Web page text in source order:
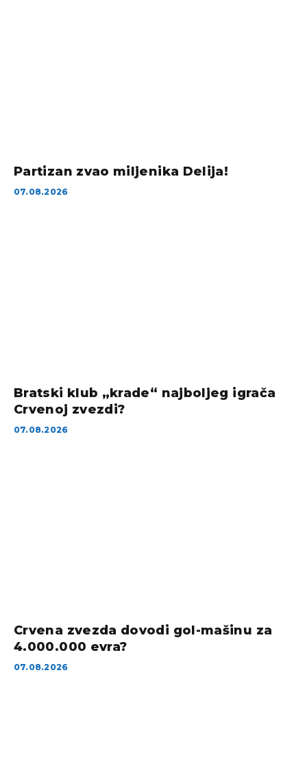
Partizan zvao miljenika Delija!
07.08.2026
Bratski klub „krade“ najboljeg igrača
Crvenoj zvezdi?
07.08.2026
Crvena zvezda dovodi gol-mašinu za
4.000.000 evra?
07.08.2026